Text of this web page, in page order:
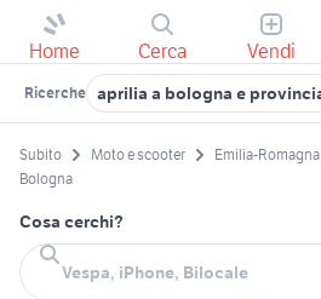
Home Cerca Vendi
Ricerche aprilia a bologna e
Subito Moto e scooter Emilia-Romagna
Bologna
Cosa cerchi?